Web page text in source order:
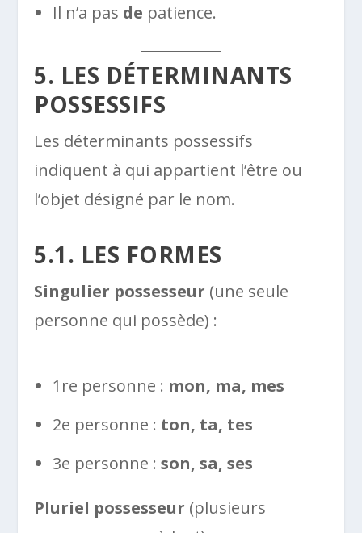
Il n’a pas de patience.
5. LES DÉTERMINANTS
POSSESSIFS
Les déterminants possessifs
indiquent à qui appartient l’être ou
l’objet désigné par le nom.
5.1. LES FORMES
Singulier possesseur (une seule
personne qui possède) :
1re personne : mon, ma, mes
2e personne : ton, ta, tes
3e personne :son, sa, ses
Pluriel possesseur (plusieurs